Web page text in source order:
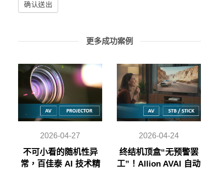
确认送出
更多成功案例
2026-04-27
不可小看的随机性异
常，百佳泰 AI 技术精
2026-04-24
终结机顶盒“无预警罢
工”！Allion AVAI 自动